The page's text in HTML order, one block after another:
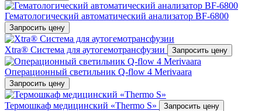
Гематологический автоматический анализатор BF-6800
Запросить цену
Xtra® Система для аутогемотрансфузии Запросить цену
Операционный светильник Q-flow 4 Merivaara
Запросить цену
Термошкаф медицинский «Thermo S» Запросить цену